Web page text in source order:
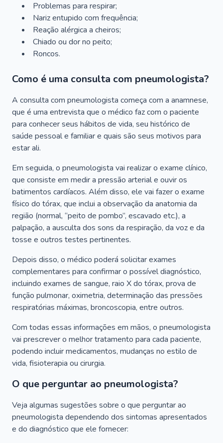
Problemas para respirar;
Nariz entupido com frequência;
Reação alérgica a cheiros;
Chiado ou dor no peito;
Roncos.
Como é uma consulta com pneumologista?
A consulta com pneumologista começa com a anamnese,
que é uma entrevista que o médico faz com o paciente
para conhecer seus hábitos de vida, seu histórico de
saúde pessoal e familiar e quais são seus motivos para
estar ali.
Em seguida, o pneumologista vai realizar o exame clínico,
que consiste em medir a pressão arterial e ouvir os
batimentos cardíacos. Além disso, ele vai fazer o exame
físico do tórax, que inclui a observação da anatomia da
região (normal, “peito de pombo”, escavado etc.), a
palpação, a ausculta dos sons da respiração, da voz e da
tosse e outros testes pertinentes.
Depois disso, o médico poderá solicitar exames
complementares para confirmar o possível diagnóstico,
incluindo exames de sangue, raio X do tórax, prova de
função pulmonar, oximetria, determinação das pressões
respiratórias máximas, broncoscopia, entre outros.
Com todas essas informações em mãos, o pneumologista
vai prescrever o melhor tratamento para cada paciente,
podendo incluir medicamentos, mudanças no estilo de
vida, fisioterapia ou cirurgia.
O que perguntar ao pneumologista?
Veja algumas sugestões sobre o que perguntar ao
pneumologista dependendo dos sintomas apresentados
e do diagnóstico que ele fornecer: